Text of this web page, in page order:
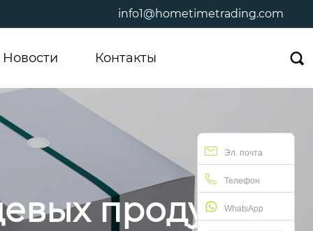
info1@hometimetrading.com
Новости Контакты 
продуктов
Эл. почта
Телефон
WhatsApp